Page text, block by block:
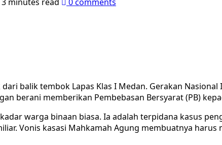
balik tembok Lapas Klas I Medan. Gerakan
berani memberikan Pembebasan Bersyarat (PB)
warga binaan biasa. Ia adalah terpidana kasus
Vonis kasasi Mahkamah Agung membuatnya